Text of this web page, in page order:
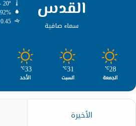
القدس
سماء صافية
92%
0.45 كيلومتر/ساعة
28
℃
الجمعة
31
℃
السبت
33
℃
الأحد
الأخيرة